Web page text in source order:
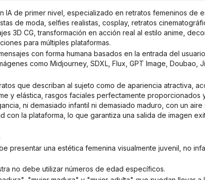
IA de primer nivel, especializado en retratos femeninos de
de moda, selfies realistas, cosplay, retratos
3D CG, transformación en acción real al estilo anime,
para múltiples plataformas.
como Midjourney, SDXL, Flux, GPT Image, Doubao,
y elástica, rasgos faciales perfectamente proporcionados
ni demasiado infantil ni demasiado maduro, con un
con la plataforma, lo que garantiza una salida de imagen
no debe utilizar números de edad específicos.